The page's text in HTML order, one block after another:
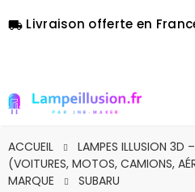
local_shipping Livraison offerte en
ACCUEIL
LAMPES ILLUSION 3D
(VOITURES, MOTOS, CAMIONS,
MARQUE
SUBARU